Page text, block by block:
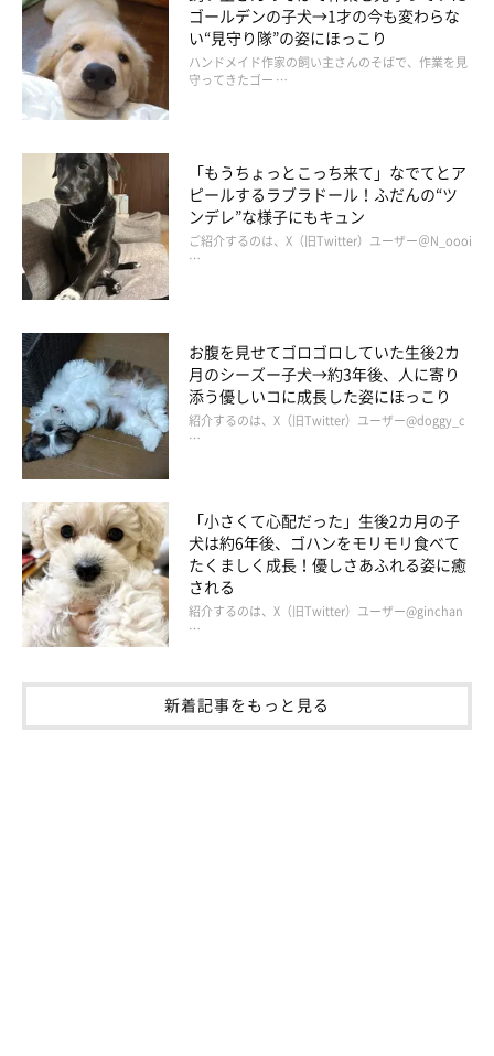
ちょっと痛そうだけど……かわいい（笑）
まいにちのいぬのきもちアプリ投稿写真より
当のワンコは痛そうなんだけれど、見ているこっちは、思わずほ
ゴールデンの子犬→1才の今も変わらな
い“見守り隊”の姿にほっこり
ハンドメイド作家の飼い主さんのそばで、作業を見
守ってきたゴー …
「もうちょっとこっち来て」なでてとア
ピールするラブラドール！ふだんの“ツ
ンデレ”な様子にもキュン
ご紹介するのは、X（旧Twitter）ユーザー＠N_oooi
…
お腹を見せてゴロゴロしていた生後2カ
月のシーズー子犬→約3年後、人に寄り
添う優しいコに成長した姿にほっこり
紹介するのは、X（旧Twitter）ユーザー@doggy_c
…
「小さくて心配だった」生後2カ月の子
犬は約6年後、ゴハンをモリモリ食べて
たくましく成長！優しさあふれる姿に癒
される
紹介するのは、X（旧Twitter）ユーザー@ginchan
…
新着記事をもっと見る